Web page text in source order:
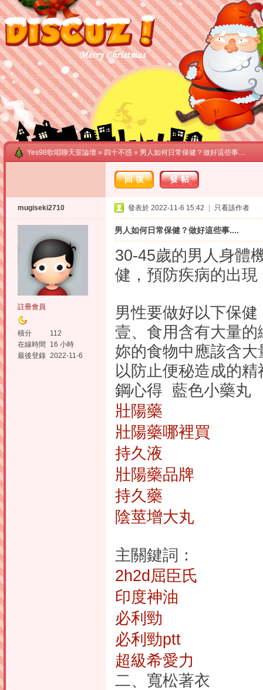
Yes98歌唱聊天室論壇 » 四十不惑 » 男人如何日常保健？做好這些事....
回復 發帖
mugiseki2710
註冊會員
積分
112
在線時間
16 小時
最後登錄 2022-11-6
發表於 2022-11-6 15:42 只看該作者
男人如何日常保健？做好這些事....
30-45歲的男人身體
健，預防疾病的出現
男性要做好以下保
壹、食用含有大量的
妳的食物中應該含
以防止便秘造成的
鋼心得 藍色小藥丸
壯陽藥
壯陽藥哪裡買
持久液
壯陽藥品牌
持久藥
陰莖增大丸
主關鍵詞：
2h2d屈臣氏
印度神油
必利勁
必利勁ptt
超級希愛力
二、寬松著衣